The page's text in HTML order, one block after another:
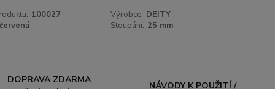
100027 Výrobce: DEITY
Stoupání: 25 mm
DOPRAVA ZDARMA
NÁVODY K POUŽITÍ /